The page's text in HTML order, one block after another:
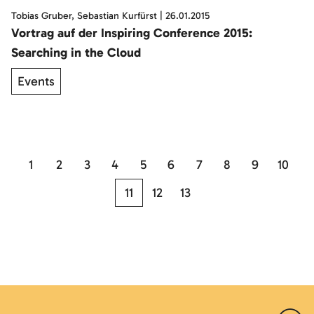
Tobias Gruber, Sebastian Kurfürst 26.01.2015
Vortrag auf der Inspiring Conference 2015:
Searching in the Cloud
Events
1 2 3 4 5 6 7 8 9
10
11
12 13